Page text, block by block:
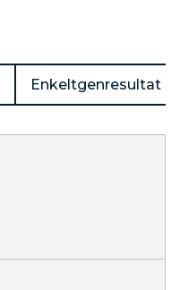
Enkeltgenresultat